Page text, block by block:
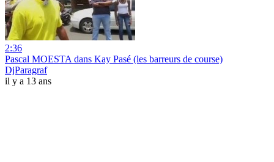
2:36
Pascal MOESTA dans Kay Pasé (les barreurs de course)
DjParagraf
il y a 13 ans